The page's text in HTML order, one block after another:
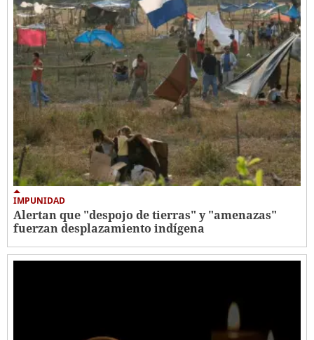
IMPUNIDAD
Alertan que "despojo de tierras" y "amenazas"
fuerzan desplazamiento indígena